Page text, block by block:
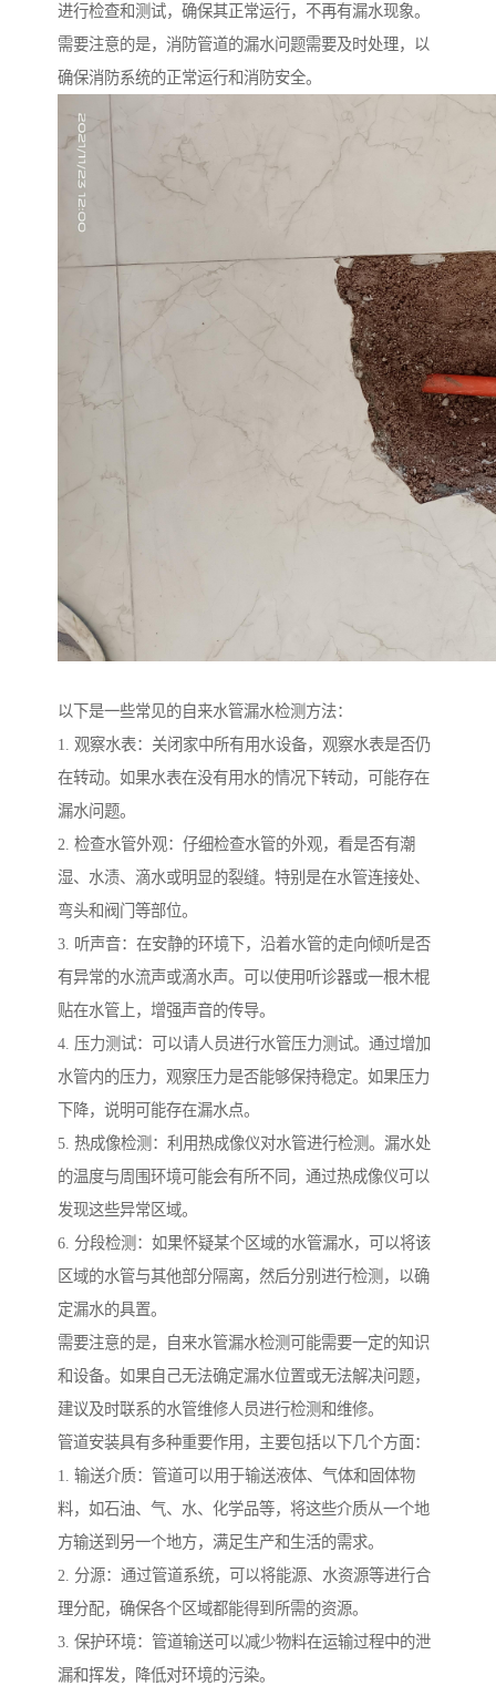
进行检查和测试，确保其正常运行，不再有漏水现象。
需要注意的是，消防管道的漏水问题需要及时处理，以
确保消防系统的正常运行和消防安全。
以下是一些常见的自来水管漏水检测方法：
1. 观察水表：关闭家中所有用水设备，观察水表是否仍
在转动。如果水表在没有用水的情况下转动，可能存在
漏水问题。
2. 检查水管外观：仔细检查水管的外观，看是否有潮
湿、水渍、滴水或明显的裂缝。特别是在水管连接处、
弯头和阀门等部位。
3. 听声音：在安静的环境下，沿着水管的走向倾听是否
有异常的水流声或滴水声。可以使用听诊器或一根木棍
贴在水管上，增强声音的传导。
4. 压力测试：可以请人员进行水管压力测试。通过增加
水管内的压力，观察压力是否能够保持稳定。如果压力
下降，说明可能存在漏水点。
5. 热成像检测：利用热成像仪对水管进行检测。漏水处
的温度与周围环境可能会有所不同，通过热成像仪可以
发现这些异常区域。
6. 分段检测：如果怀疑某个区域的水管漏水，可以将该
区域的水管与其他部分隔离，然后分别进行检测，以确
定漏水的具置。
需要注意的是，自来水管漏水检测可能需要一定的知识
和设备。如果自己无法确定漏水位置或无法解决问题，
建议及时联系的水管维修人员进行检测和维修。
管道安装具有多种重要作用，主要包括以下几个方面：
1. 输送介质：管道可以用于输送液体、气体和固体物
料，如石油、气、水、化学品等，将这些介质从一个地
方输送到另一个地方，满足生产和生活的需求。
2. 分源：通过管道系统，可以将能源、水资源等进行合
理分配，确保各个区域都能得到所需的资源。
3. 保护环境：管道输送可以减少物料在运输过程中的泄
漏和挥发，降低对环境的污染。